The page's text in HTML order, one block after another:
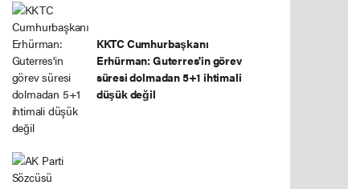
KKTC Cumhurbaşkanı
Erhürman: Guterres'in görev
süresi dolmadan 5+1 ihtimali
düşük değil